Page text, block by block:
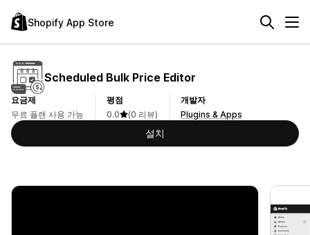
Shopify App Store
Scheduled Bulk Price Editor
요금제
무료 플랜 사용 가능
평점
0.0
(0 리뷰)
개발자
Plugins & Apps
설치